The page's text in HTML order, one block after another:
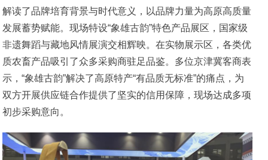
解读了品牌培育背景与时代意义，以品牌力量为高原高质量
发展蓄势赋能。现场特设“象雄古韵”特色产品展区，国家级
非遗舞蹈与藏地风情展演交相辉映。在实物展示区，各类优
质农畜产品吸引了众多采购商驻足品鉴。多位京津冀客商表
示，“象雄古韵”解决了高原特产“有品质无标准”的痛点，为
双方开展供应链合作提供了坚实的信用保障，现场达成多项
初步采购意向。